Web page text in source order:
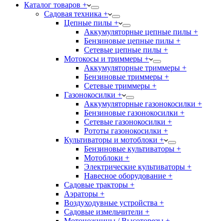
Каталог товаров +
Садовая техника +
Цепные пилы +
Аккумуляторные цепные пилы +
Бензиновые цепные пилы +
Сетевые цепные пилы +
Мотокосы и триммеры +
Аккумуляторные триммеры +
Бензиновые триммеры +
Сетевые триммеры +
Газонокосилки +
Аккумуляторные газонокосилки +
Бензиновые газонокосилки +
Сетевые газонокосилки +
Рототы газонокосилки +
Культиваторы и мотоблоки +
Бензиновые культиваторы +
Мотоблоки +
Электрические культиваторы +
Навесное оборудование +
Садовые тракторы +
Аэраторы +
Воздуходувные устройства +
Садовые измельчители +